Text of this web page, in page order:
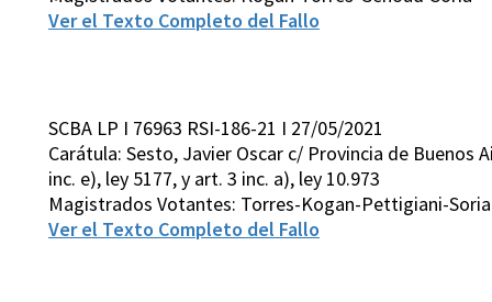
Ver el Texto Completo del Fallo
SCBA LP I 76963 RSI-186-21 I 27/05/2021
Carátula: Sesto, Javier Oscar c/ Provincia de
inc. e), ley 5177, y art. 3 inc. a), ley 10.973
Magistrados Votantes: Torres-Kogan-Pettigiani-Soria
Ver el Texto Completo del Fallo